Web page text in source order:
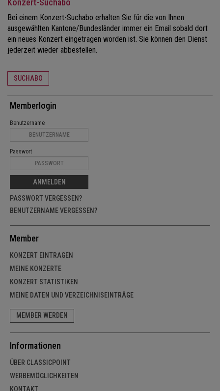
Konzert-Suchabo
Bei einem Konzert-Suchabo erhalten Sie für die von Ihnen
ausgewählten Kantone/Bundesländer immer ein Email sobald dort
ein neues Konzert eingetragen worden ist. Sie können den Dienst
jederzeit wieder abbestellen.
SUCHABO
Memberlogin
Benutzername
Passwort
ANMELDEN
PASSWORT VERGESSEN?
BENUTZERNAME VERGESSEN?
Member
KONZERT EINTRAGEN
MEINE KONZERTE
KONZERT STATISTIKEN
MEINE DATEN UND VERZEICHNISEINTRÄGE
MEMBER WERDEN
Informationen
ÜBER CLASSICPOINT
WERBEMÖGLICHKEITEN
KONTAKT